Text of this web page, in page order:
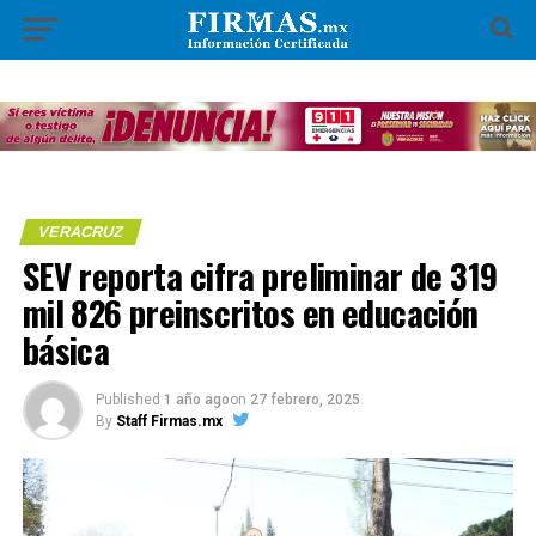
VERACRUZ
SEV reporta cifra preliminar de 319
mil 826 preinscritos en educación
básica
Published 1 año agoon 27 febrero, 2025
By Staff Firmas.mx